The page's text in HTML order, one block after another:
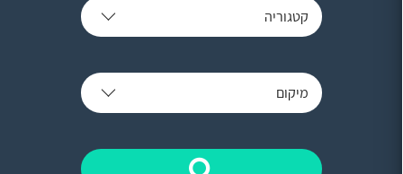
קטגוריה
מיקום